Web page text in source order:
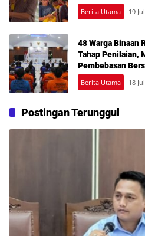
hingga Sulit
Berita Utama 19
48 Warga Binaan
Tahap Penilaian,
Pembebasan
Berita Utama 18
Postingan Terunggul